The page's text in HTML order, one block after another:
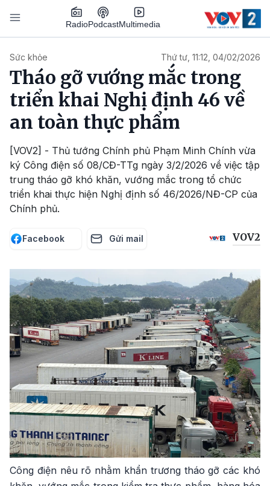
Nhảy đến nội dung
RadioPodcastMultimedia
Sức khỏe Thứ tư, 11:12, 04/02/2026
Tháo gỡ vướng mắc trong
triển khai Nghị định 46 về
an toàn thực phẩm
[VOV2] - Thủ tướng Chính phủ Phạm Minh Chính vừa
ký Công điện số 08/CĐ-TTg ngày 3/2/2026 về việc tập
trung tháo gỡ khó khăn, vướng mắc trong tổ chức
triển khai thực hiện Nghị định số 46/2026/NĐ-CP của
Chính phủ.
Facebook Gửi mail VOV2
Công điện nêu rõ nhằm khẩn trương tháo gỡ các khó